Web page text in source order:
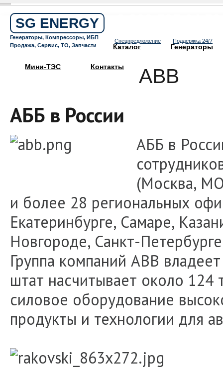
SG ENERGY
Генераторы, Компрессоры, ИБП
Продажа, Сервис, ТО, Запчасти
Спецпредложение
Поддержка 24/7
Каталог Генераторы
Мини-ТЭС Контакты ABB
АББ в России
AББ в
(Москва, МО
и более 28 региональных
Екатеринбурге, Самаре,
Новгороде, Санкт-
Группа компаний ABB
штат насчитывает около 124
силовое оборудование
продукты и технологии для